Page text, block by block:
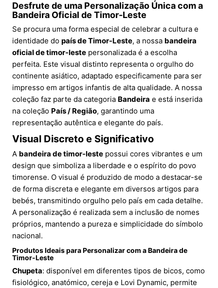
Desfrute de uma Personalização Única com a
Bandeira Oficial de Timor-Leste
Se procura uma forma especial de celebrar a cultura e
identidade do país de Timor-Leste, a nossa bandeira
oficial de timor-leste personalizada é a escolha
perfeita. Este visual distinto representa o orgulho do
continente asiático, adaptado especificamente para ser
impresso em artigos infantis de alta qualidade. A nossa
coleção faz parte da categoria Bandeira e está inserida
na coleção País / Região, garantindo uma
representação autêntica e elegante do país.
Visual Discreto e Significativo
A bandeira de timor-leste possui cores vibrantes e um
design que simboliza a liberdade e o espírito do povo
timorense. O visual é produzido de modo a destacar-se
de forma discreta e elegante em diversos artigos para
bebés, transmitindo orgulho pelo país em cada detalhe.
A personalização é realizada sem a inclusão de nomes
próprios, mantendo a pureza e simplicidade do símbolo
nacional.
Produtos Ideais para Personalizar com a Bandeira de
Timor-Leste
Chupeta: disponível em diferentes tipos de bicos, como
fisiológico, anatómico, cereja e Lovi Dynamic, permite